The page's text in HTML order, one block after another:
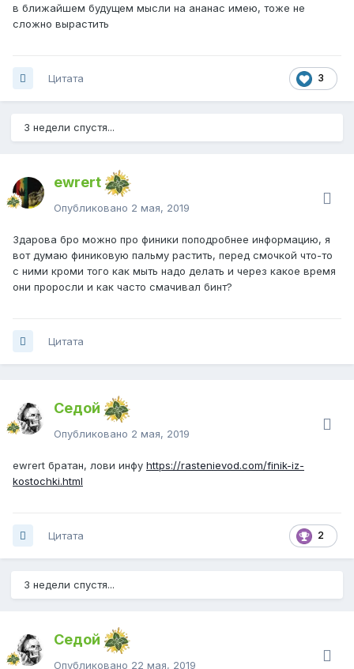
в ближайшем будущем мысли на ананас имею, тоже не
сложно вырастить
3
Цитата
3 недели спустя...
ewrert
Опубликовано 2 мая, 2019
Здарова бро можно про финики поподробнее информацию, я
вот думаю финиковую пальму растить, перед смочкой что-то
с ними кроми того как мыть надо делать и через какое время
они проросли и как часто смачивал бинт?
Цитата
Седой
Опубликовано 2 мая, 2019
ewrert братан, лови инфу https://rastenievod.com/finik-iz-
kostochki.html
2
Цитата
3 недели спустя...
Седой
Опубликовано 22 мая, 2019